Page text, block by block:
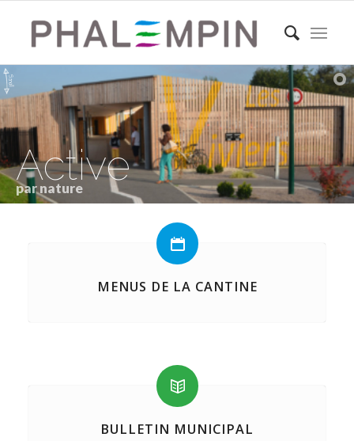
Active
par nature
MENUS DE LA CANTINE
BULLETIN MUNICIPAL